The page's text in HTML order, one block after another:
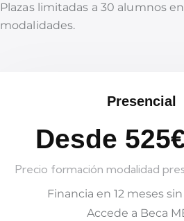
Plazas limitadas a 30 alumnos
modalidades.
Presencial
Desde
Precio formación modalidad
Financia en 12 meses
Accede a Beca